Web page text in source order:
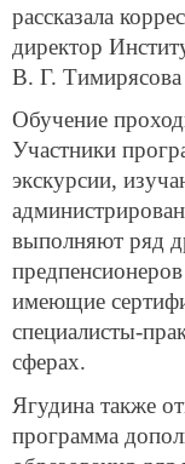
рассказала
директор
В. Г. Тимирясова
Обучение
Участники
экскурсии,
выполняют ряд
имеющие
специалисты-
сферах.
Ягудина также
программа